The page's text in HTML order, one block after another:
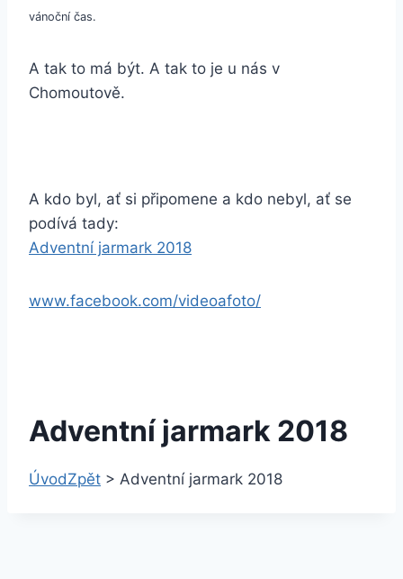
vánoční čas.
A tak to má být. A tak to je u nás v
Chomoutově.
A kdo byl, ať si připomene a kdo nebyl, ať se
podívá tady:
Adventní jarmark 2018
www.facebook.com/videoafoto/
Adventní jarmark 2018
ÚvodZpět > Adventní jarmark 2018